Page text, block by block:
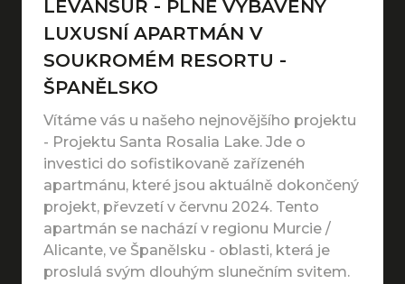
LEVANSUR - PLNĚ VYBAVENÝ
LUXUSNÍ APARTMÁN V
SOUKROMÉM RESORTU -
ŠPANĚLSKO
Vítáme vás u našeho nejnovějšího projektu
- Projektu Santa Rosalia Lake. Jde o
investici do sofistikovaně zařízenéh
apartmánu, které jsou aktuálně dokončený
projekt, převzetí v červnu 2024. Tento
apartmán se nachází v regionu Murcie /
Alicante, ve Španělsku - oblasti, která je
proslulá svým dlouhým slunečním svitem.